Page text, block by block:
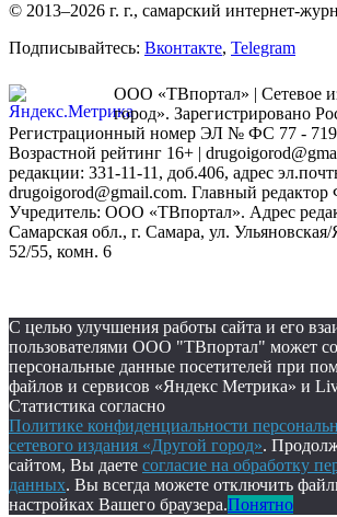
© 2013–2026 г. г., самарский интернет-
Подписывайтесь: Вконтакте, Telegram
ООО «ТВпортал» | Сетевое
город». Зарегистрировано
Регистрационный номер ЭЛ № ФС 77 -
Возрастной рейтинг 16+ |
редакции: 331-11-11, доб.406, адрес
drugoigorod@gmail.com. Главный
Учредитель: ООО «ТВпортал». Адрес
Самарская обл., г. Самара, ул.
52/55, комн. 6
С целью улучшения работы сайта и его
пользователями ООО "ТВпортал" может
персональные данные посетителей при
файлов и сервисов «Яндекс Метрика» и
Статистика согласно
Политике конфиденциальности
сетевого издания «Другой город».
сайтом, Вы даете согласие на обработку
данных. Вы всегда можете отключить
настройках Вашего браузера.Понятно